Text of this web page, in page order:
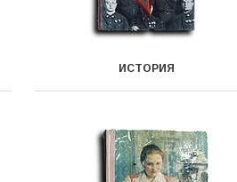
ИСТОРИЯ